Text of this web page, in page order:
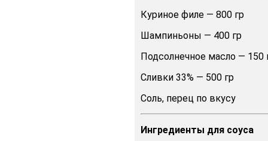
Куриное филе — 800 гр
Шампиньоны — 400 гр
Подсолнечное масло — 150
Сливки 33% — 500 гр
Соль, перец по вкусу
Ингредиенты для соуса